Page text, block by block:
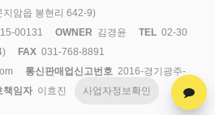
지암읍 봉현리 642-9)
00131 OWNER 김경윤 TEL 02-30
FAX 031-768-8891
통신판매업신고번호 2016-경기광주-
책임자 이효진 사업자정보확인